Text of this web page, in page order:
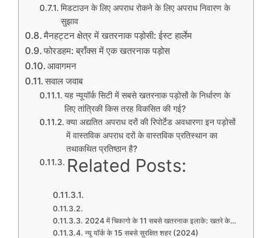
मिडटाउन के लिए अपराध रोकने के लिए अपराध निवारण के
सुझाव
मैनहट्टन क्षेत्र में खतरनाक पड़ोसी: ईस्ट हार्लेम
फोरडहम: ब्रॉंक्स में एक खतरनाक पड़ोस
आवागमन
सवाल जवाब
यह न्यूयॉर्क सिटी में सबसे खतरनाक पड़ोसों के निर्धारण के
लिए तांत्रिकी किस तरह विकसित की गई?
क्या अद्यतित अपराध दरों की रिपोर्टेड अवधारणा इन पड़ोसों
में वास्तविक अपराध दरों के वास्तविक प्रतिस्थान का
तथाकथित प्रतिष्ठान है?
Related Posts:
2024 में चिकागो के 11 सबसे खतरनाक इलाके: खतरे के…
न्यू यॉर्क के 15 सबसे सुरक्षित शहर (2024)